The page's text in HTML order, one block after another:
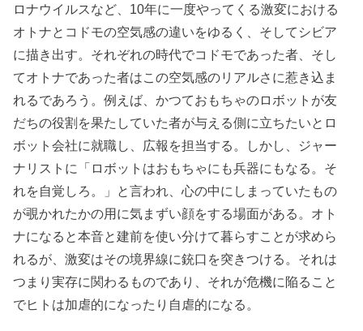
ロナウイルスなど、10年に一度やってくる激変における
オトナとコドモの空気感の違いをゆるく、そしてシビア
に描き出す。それぞれの時代でコドモであった者、そし
てオトナであった者はこの空気感のリアルさに惹き込ま
れるであろう。例えば、かつておもちゃのロボットが友
だちの役割を果たしていた者が与える側に立ちたいとロ
ボット会社に就職し、広報を担当する。しかし、ジャー
ナリストに「ロボットはおもちゃにも兵器にもなる。そ
れを自覚しろ。」と言われ、心の中にしまっていたもの
が覗かれたかの用に気まずい顔をする場面がある。オト
ナになると本音と建前を使い分けて暮らすことが求めら
れるが、激変はその境界線に銃口を突きつける。それは
つまり実存に関わるものであり、それが危機に陥ること
でヒトは加虐的になったり自虐的になる。